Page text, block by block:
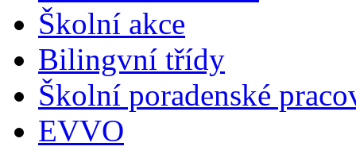
Školní akce
Bilingvní třídy
Školní poradenské
EVVO